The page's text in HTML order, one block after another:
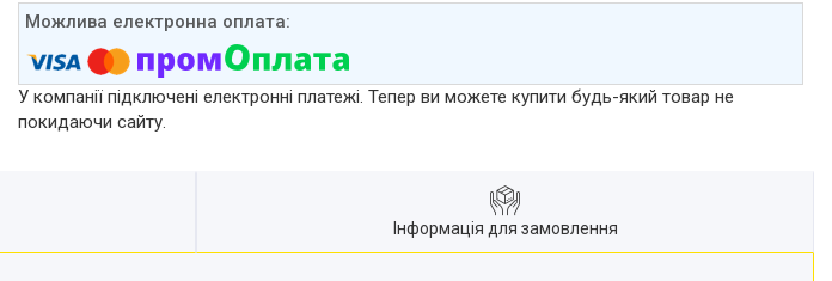
У компанії підключені електронні платежі. Тепер ви можете купити будь-який товар не
покидаючи сайту.
Інформація для замовлення